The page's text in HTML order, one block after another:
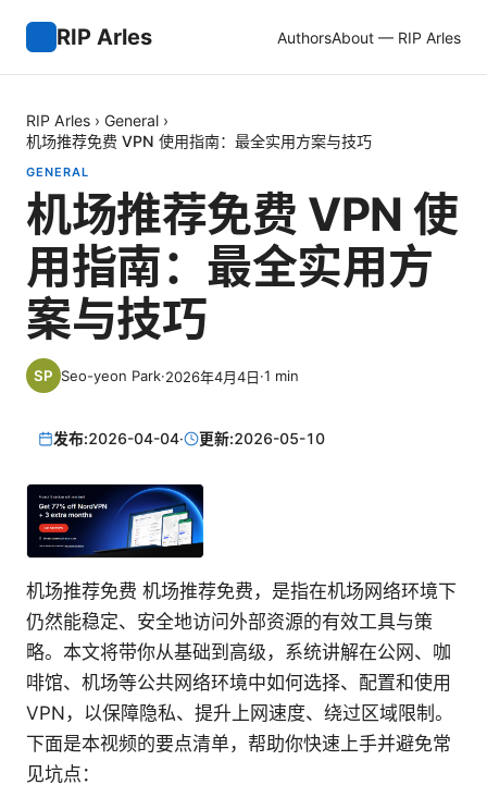
RIP Arles AuthorsAbout — RIP Arles
RIP Arles › General ›
机场推荐免费 VPN 使用指南：最全实用方案与技巧
GENERAL
机场推荐免费 VPN 使
用指南：最全实用方
案与技巧
Seo-yeon Park·2026年4月4日·1 min
发布:2026-04-04· 更新:2026-05-10
机场推荐免费 机场推荐免费，是指在机场网络环境下
仍然能稳定、安全地访问外部资源的有效工具与策
略。本文将带你从基础到高级，系统讲解在公网、咖
啡馆、机场等公共网络环境中如何选择、配置和使用
VPN，以保障隐私、提升上网速度、绕过区域限制。
下面是本视频的要点清单，帮助你快速上手并避免常
见坑点：